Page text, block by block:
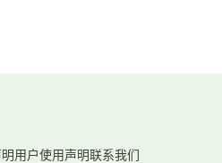
用户使用声明联系我们